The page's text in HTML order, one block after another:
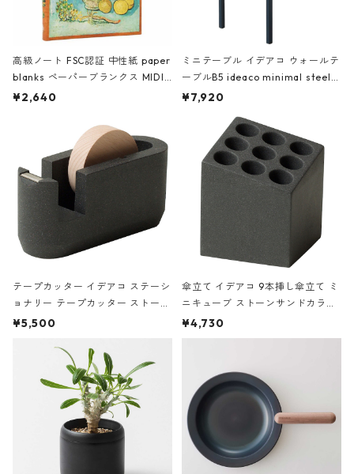
高級ノート FSC認証 中性紙 paper
blanks ペーパーブランクス MIDI
ハードカバー 罫線 ヴァン・ゴッホ
¥2,640
ミニテーブル イデアコ ウォールテ
ーブルB5 ideaco minimal steel f
urniture WALL Table B5 ネイビー
¥7,920
テープカッター イデアコ ステーシ
ョナリー テープカッター ストーン
サンドカラー 石調 ideaco Station
¥5,500
傘立て イデアコ 9本挿し傘立て ミ
ニキューブ ストーンサンドカラー
石調 ideaco Umbrella Stand CUB
E ストーンサンドブラック
¥4,730